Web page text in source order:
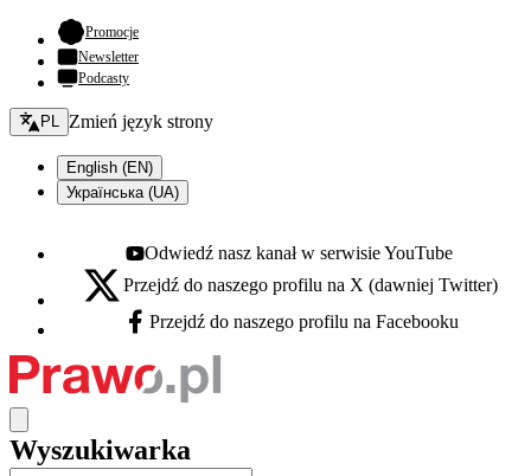
Promocje- otwiera się w nowej karcie
Newsletter
Podcasty
Zmień język - bieżący:
PL Zmień język strony
English (EN)
Українська (UA)
Youtube - otwiera się w nowej karcie
Odwiedź nasz kanał w serwisie YouTube
X - otwiera się w nowej karcie
Przejdź do naszego profilu na X (dawniej Twitter)
Facebook - otwiera się w nowej karcie
Przejdź do naszego profilu na Facebooku
Wyszukiwarka